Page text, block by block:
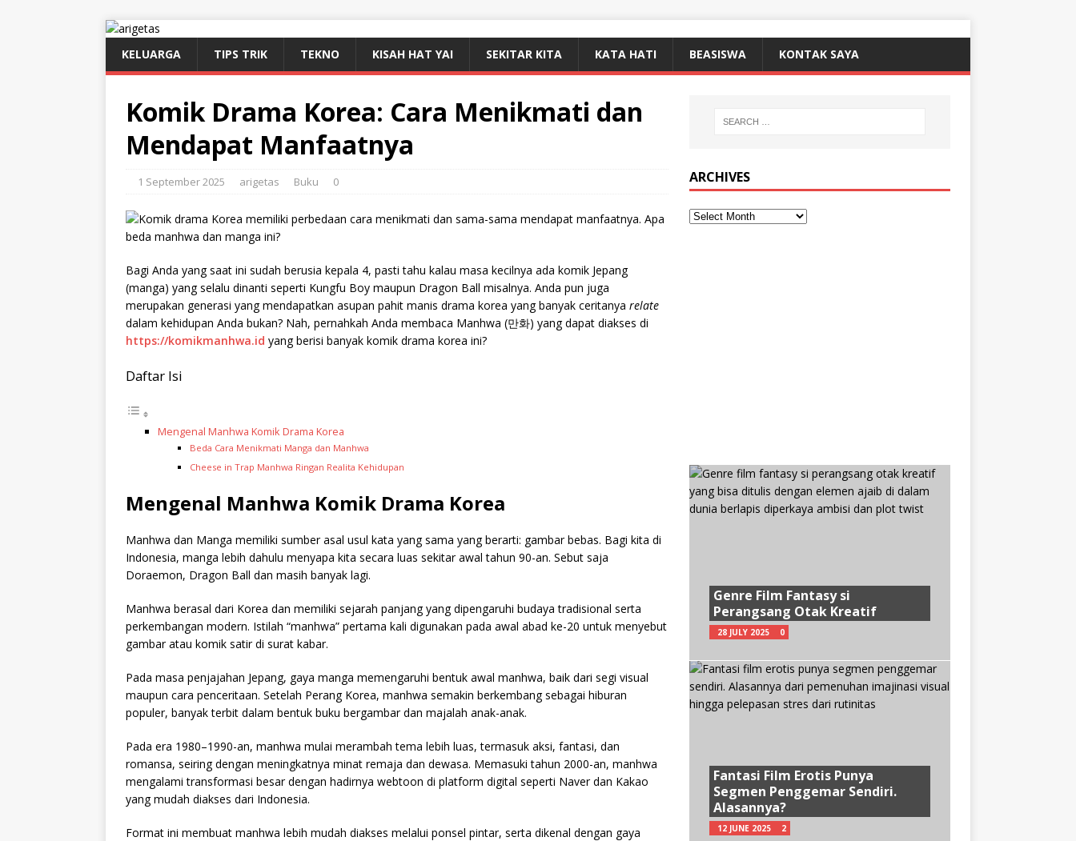
KELUARGA TIPS TRIK TEKNO KISAH HAT YAI SEKITAR KITA KATA HATI BEASISWA KONTAK SAYA
Komik Drama Korea: Cara Menikmati dan
Mendapat Manfaatnya
1 September 2025 arigetas Buku 0
Bagi Anda yang saat ini sudah berusia kepala 4, pasti tahu kalau masa kecilnya ada komik Jepang
(manga) yang selalu dinanti seperti Kungfu Boy maupun Dragon Ball misalnya. Anda pun juga
merupakan generasi yang mendapatkan asupan pahit manis drama korea yang banyak ceritanya relate
dalam kehidupan Anda bukan? Nah, pernahkah Anda membaca Manhwa (만화) yang dapat diakses di
https://komikmanhwa.id yang berisi banyak komik drama korea ini?
Daftar Isi
Mengenal Manhwa Komik Drama Korea
Beda Cara Menikmati Manga dan Manhwa
Cheese in Trap Manhwa Ringan Realita Kehidupan
Mengenal Manhwa Komik Drama Korea
Manhwa dan Manga memiliki sumber asal usul kata yang sama yang berarti: gambar bebas. Bagi kita di
Indonesia, manga lebih dahulu menyapa kita secara luas sekitar awal tahun 90-an. Sebut saja
Doraemon, Dragon Ball dan masih banyak lagi.
Manhwa berasal dari Korea dan memiliki sejarah panjang yang dipengaruhi budaya tradisional serta
perkembangan modern. Istilah “manhwa” pertama kali digunakan pada awal abad ke-20 untuk menyebut
gambar atau komik satir di surat kabar.
Pada masa penjajahan Jepang, gaya manga memengaruhi bentuk awal manhwa, baik dari segi visual
maupun cara penceritaan. Setelah Perang Korea, manhwa semakin berkembang sebagai hiburan
populer, banyak terbit dalam bentuk buku bergambar dan majalah anak-anak.
Pada era 1980–1990-an, manhwa mulai merambah tema lebih luas, termasuk aksi, fantasi, dan
romansa, seiring dengan meningkatnya minat remaja dan dewasa. Memasuki tahun 2000-an, manhwa
mengalami transformasi besar dengan hadirnya webtoon di platform digital seperti Naver dan Kakao
yang mudah diakses dari Indonesia.
Format ini membuat manhwa lebih mudah diakses melalui ponsel pintar, serta dikenal dengan gaya
ARCHIVES
Genre Film Fantasy si
Perangsang Otak Kreatif
28 JULY 2025 0
Fantasi Film Erotis Punya
Segmen Penggemar Sendiri.
Alasannya?
12 JUNE 2025 2